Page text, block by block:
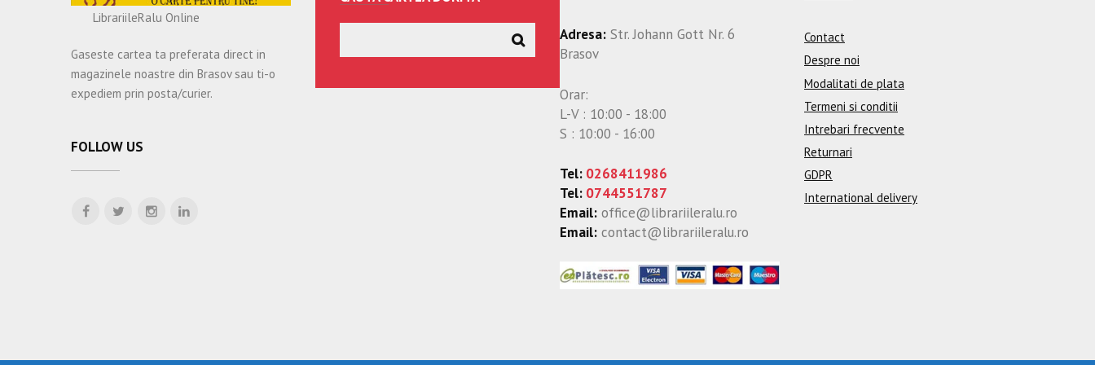
LibrariileRalu Online
Gaseste cartea ta preferata direct in
magazinele noastre din Brasov sau ti-o
expediem prin posta/curier.
FOLLOW US
Adresa: Str. Johann Gott Nr. 6
Brasov
Orar:
L-V : 10:00 - 18:00
S : 10:00 - 16:00
Tel: 0268411986
Tel: 0744551787
Email: office@librariileralu.ro
Email: contact@librariileralu.ro
Contact
Despre noi
Modalitati de plata
Termeni si conditii
Intrebari frecvente
Returnari
GDPR
International delivery